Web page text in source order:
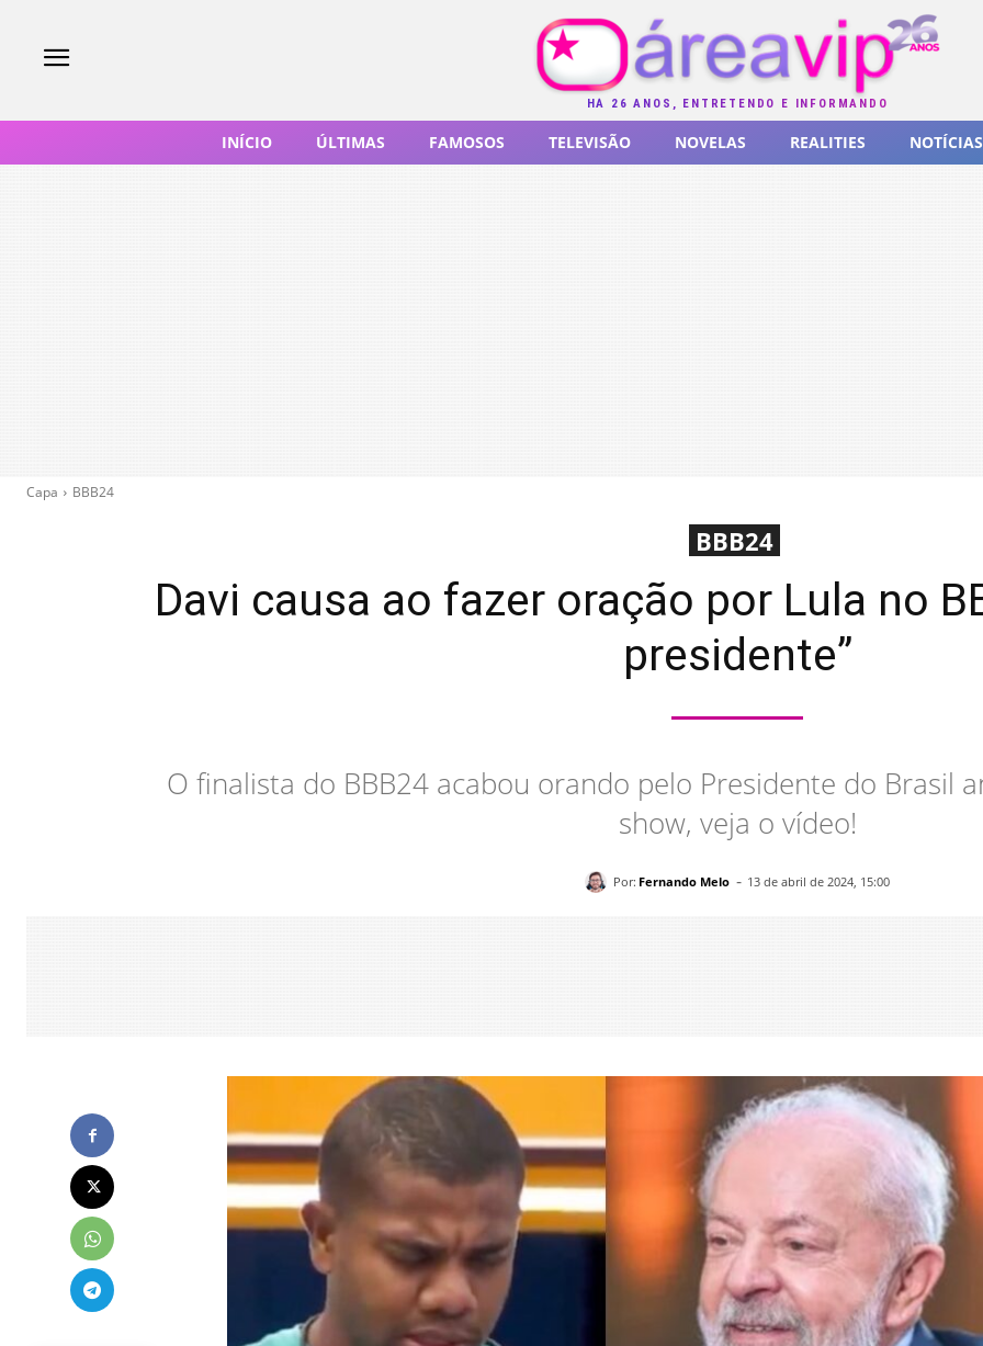
HÁ 26 ANOS, ENTRETENDO E INFORMANDO
INÍCIO ÚLTIMAS FAMOSOS TELEVISÃO NOVELAS REALITIES NOTÍCIAS
Capa BBB24
BBB24
Davi causa ao fazer oração por Lula no
presidente”
O finalista do BBB24 acabou orando pelo Presidente do Brasil
show, veja o vídeo!
Por: Fernando Melo - 13 de abril de 2024, 15:00